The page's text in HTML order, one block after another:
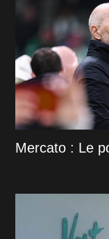
Mercato : Le